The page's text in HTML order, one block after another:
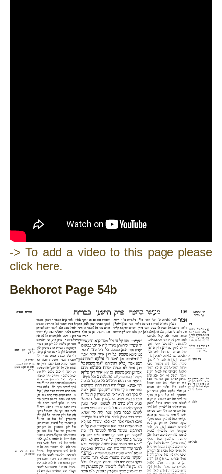
-> To add a video to this page please
click here.
Bekhorot Page 54b